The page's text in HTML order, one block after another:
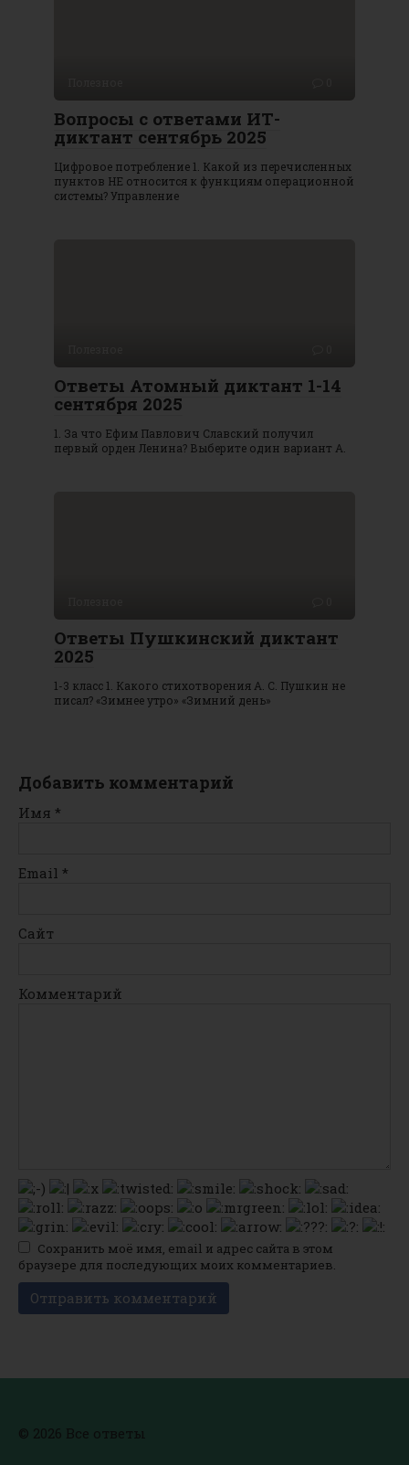
Вопросы с ответами ИТ-
диктант сентябрь 2025
Цифровое потребление 1. Какой из перечисленных
пунктов НЕ относится к функциям операционной
системы? Управление
Ответы Атомный диктант 1-14
сентября 2025
1. За что Ефим Павлович Славский получил
первый орден Ленина? Выберите один вариант А.
Ответы Пушкинский диктант
2025
1-3 класс 1. Какого стихотворения А. С. Пушкин не
писал? «Зимнее утро» «Зимний день»
Добавить комментарий
Имя *
Email *
Сайт
Комментарий
Сохранить моё имя, email и адрес сайта в этом
браузере для последующих моих комментариев.
© 2026 Все ответы